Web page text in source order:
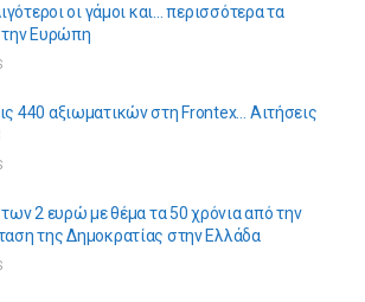
οι γάμοι και… περισσότερα τα
Ευρώπη
440 αξιωματικών στη Frontex… Αιτήσεις
2 ευρώ με θέμα τα 50 χρόνια από την
της Δημοκρατίας στην Ελλάδα